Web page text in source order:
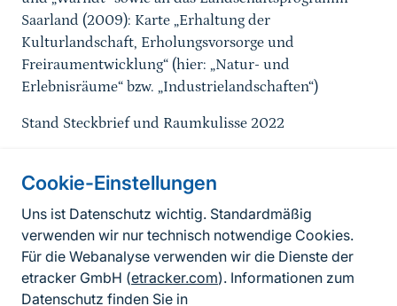
Cookie-Einstellungen
Uns ist Datenschutz wichtig. Standardmäßig
verwenden wir nur technisch notwendige Cookies.
Für die Webanalyse verwenden wir die Dienste der
etracker GmbH (etracker.com). Informationen zum
Datenschutz finden Sie in
Saarland (2009): Karte „Erhaltung der
Kulturlandschaft, Erholungsvorsorge und
Freiraumentwicklung“ (hier: „Natur- und
Erlebnisräume“ bzw. „Industrielandschaften“)
Stand Steckbrief und Raumkulisse 2022
Informationen zur Seite
FußzeileKontakt zum BfN
Kontaktformular